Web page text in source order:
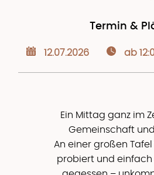
Termin &
12.07.2026 ab
Ein Mittag ganz im
Gemeinschaft und
An einer großen
probiert und einfach